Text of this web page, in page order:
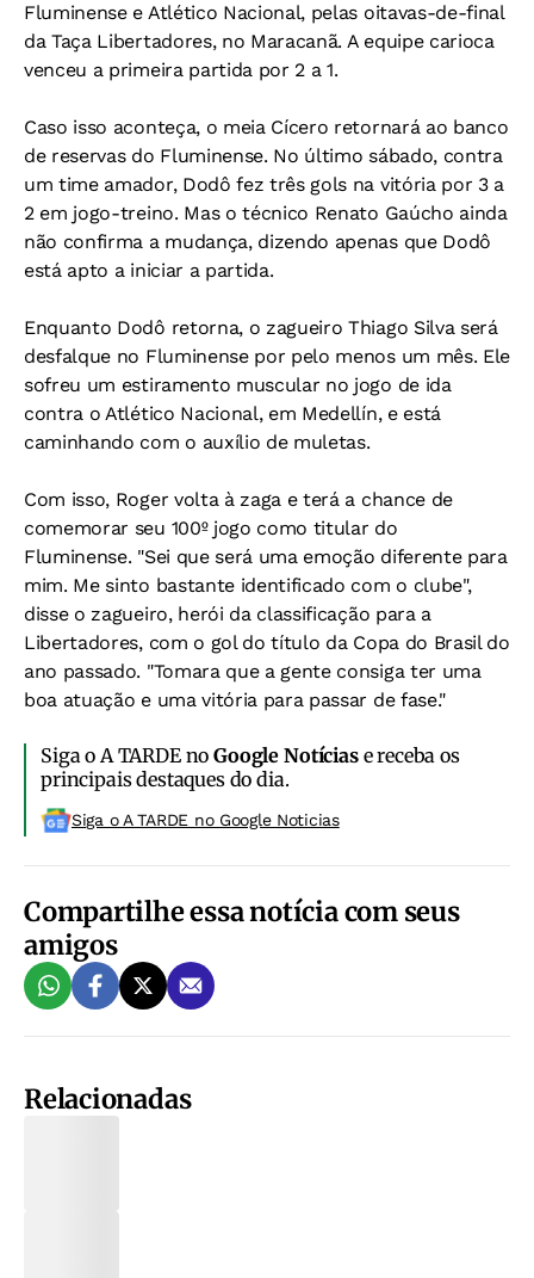
Fluminense e Atlético Nacional, pelas oitavas-de-final
da Taça Libertadores, no Maracanã. A equipe carioca
venceu a primeira partida por 2 a 1.
Caso isso aconteça, o meia Cícero retornará ao banco
de reservas do Fluminense. No último sábado, contra
um time amador, Dodô fez três gols na vitória por 3 a
2 em jogo-treino. Mas o técnico Renato Gaúcho ainda
não confirma a mudança, dizendo apenas que Dodô
está apto a iniciar a partida.
Enquanto Dodô retorna, o zagueiro Thiago Silva será
desfalque no Fluminense por pelo menos um mês. Ele
sofreu um estiramento muscular no jogo de ida
contra o Atlético Nacional, em Medellín, e está
caminhando com o auxílio de muletas.
Com isso, Roger volta à zaga e terá a chance de
comemorar seu 100º jogo como titular do
Fluminense. "Sei que será uma emoção diferente para
mim. Me sinto bastante identificado com o clube",
disse o zagueiro, herói da classificação para a
Libertadores, com o gol do título da Copa do Brasil do
ano passado. "Tomara que a gente consiga ter uma
boa atuação e uma vitória para passar de fase."
Siga o A TARDE noGoogle Notíciase receba os
principais destaques do dia.
Siga o A TARDE no Google Noticias
Compartilhe essa notícia com seus
amigos
Relacionadas